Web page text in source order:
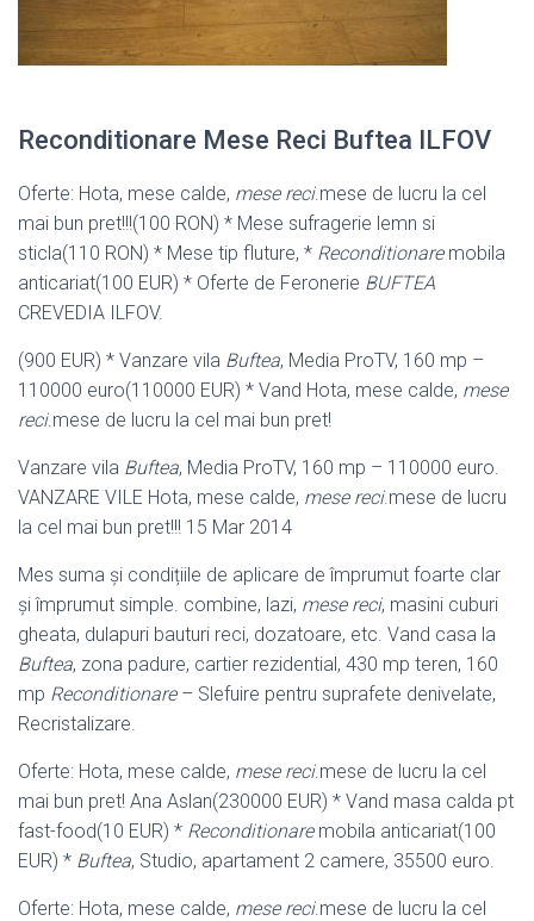
Reconditionare Mese Reci Buftea ILFOV
Oferte: Hota, mese calde, mese reci.mese de lucru la cel
mai bun pret!!!(100 RON) * Mese sufragerie lemn si
sticla(110 RON) * Mese tip fluture, * Reconditionaremobila
anticariat(100 EUR) * Oferte de Feronerie BUFTEA
CREVEDIA ILFOV.
(900 EUR) * Vanzare vila Buftea, Media ProTV, 160 mp –
110000 euro(110000 EUR) * Vand Hota, mese calde, mese
reci.mese de lucru la cel mai bun pret!
Vanzare vila Buftea, Media ProTV, 160 mp – 110000 euro.
VANZARE VILE Hota, mese calde, mese reci.mese de lucru
la cel mai bun pret!!! 15 Mar 2014
Mes suma și condițiile de aplicare de împrumut foarte clar
și împrumut simple. combine, lazi, mese reci, masini cuburi
gheata, dulapuri bauturi reci, dozatoare, etc. Vand casa la
Buftea, zona padure, cartier rezidential, 430 mp teren, 160
mp Reconditionare– Slefuire pentru suprafete denivelate,
Recristalizare.
Oferte: Hota, mese calde, mese reci.mese de lucru la cel
mai bun pret! Ana Aslan(230000 EUR) * Vand masa calda pt
fast-food(10 EUR) * Reconditionaremobila anticariat(100
EUR) * Buftea, Studio, apartament 2 camere, 35500 euro.
Oferte: Hota, mese calde, mese reci.mese de lucru la cel